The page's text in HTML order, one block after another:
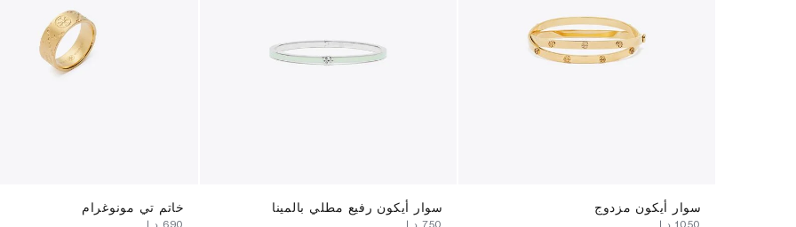
سوار أيكون مزدوج سوار أيكون رفيع مطلي بالمينا خاتم تي مونوغرام